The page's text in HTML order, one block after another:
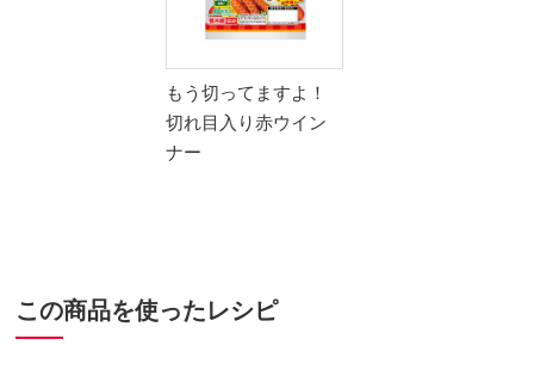
もう切ってますよ！
切れ目入り赤ウイン
ナー
この商品を使ったレシピ